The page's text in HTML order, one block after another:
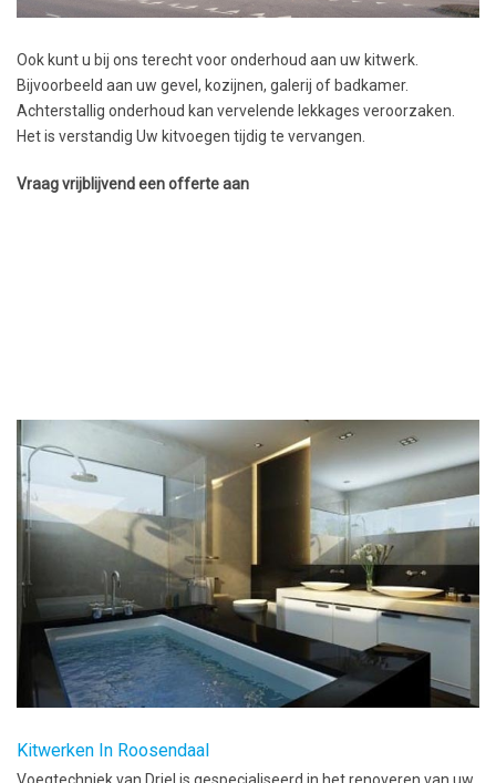
Ook kunt u bij ons terecht voor onderhoud aan uw kitwerk.
Bijvoorbeeld aan uw gevel, kozijnen, galerij of badkamer.
Achterstallig onderhoud kan vervelende lekkages veroorzaken.
Het is verstandig Uw kitvoegen tijdig te vervangen.
Vraag vrijblijvend een offerte aan
Kitwerken In Roosendaal
Voegtechniek van Driel is gespecialiseerd in het renoveren van uw